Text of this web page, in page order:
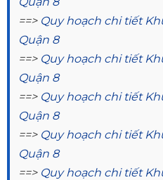
==> Quy hoạch chi tiết
Quận 8
==> Quy hoạch chi tiết
Quận 8
==> Quy hoạch chi tiết
Quận 8
==> Quy hoạch chi tiết
Quận 8
==> Quy hoạch chi tiết